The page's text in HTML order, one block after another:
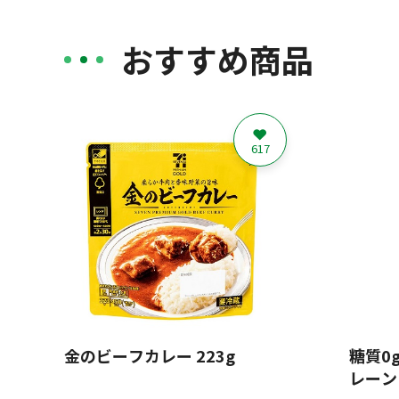
おすすめ商品
金のビーフカレー 223g
617
糖質
レー